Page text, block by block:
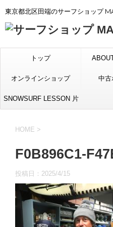
東京都北区田端のサーフショップ
トップ
オンラインショップ 中古
SNOWSURF LESSON 片
HOME >
F0B896C1-
投稿日： 2025/4/15